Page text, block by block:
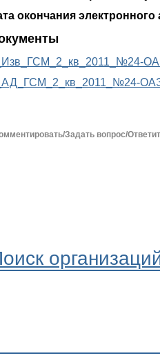
окончания электронного
Задать вопрос/